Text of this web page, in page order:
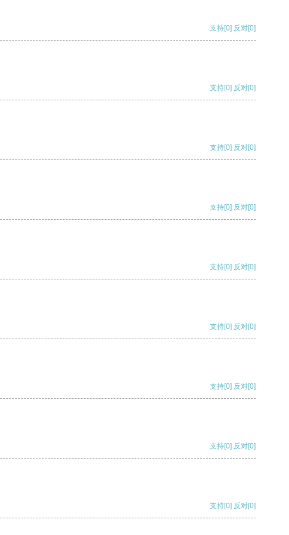
支持[0] 反对[0]
支持[0] 反对[0]
支持[0] 反对[0]
支持[0] 反对[0]
支持[0] 反对[0]
支持[0] 反对[0]
支持[0] 反对[0]
支持[0] 反对[0]
支持[0] 反对[0]